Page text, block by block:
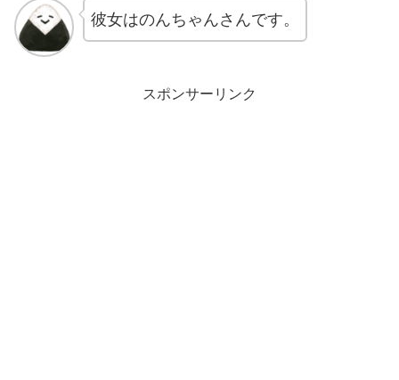
彼女はのんちゃんさんです。
スポンサーリンク